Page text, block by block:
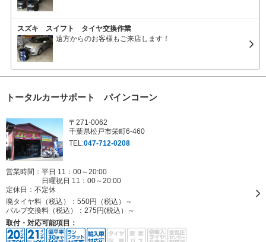
スズキ スイフト タイヤ交換作業
遠方からのお客様もご来店します！
トータルカーサポート パインコーン
〒271-0062
千葉県松戸市栄町6-460
TEL:047-712-0208
営業時間：平日 11：00～20:00
日曜祝日 11：00～20:00
定休日： 不定休
廃タイヤ料（税込）： 550円（税込）～
バルブ交換料（税込）： 275円(税込）～
取付・対応可能項目：